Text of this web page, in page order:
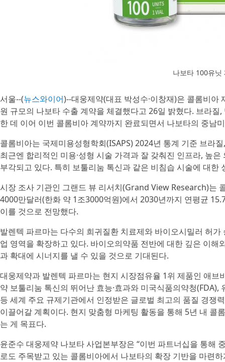
나보타 100유닛
서울--(뉴스와이어)--대웅제약(대표 박성수·이창재)은 콜롬비
원 규모의 나보타 수출 계약을 체결했다고 26일 밝혔다. 브라
한 데 이어 이번 콜롬비아 계약까지 완료되면서 나보타의 중남
콜롬비아는 국제미용성형학회(ISAPS) 2024년 통계 기준 브라
최근엔 합리적인 미용·성형 시술 가격과 잘 갖춰진 인프라, 높
부각되고 있다. 특히 보툴리눔 톡신과 같은 비침습 시술에 대한
시장 조사 기관인 그랜드 뷰 리서치(Grand View Research)는
4000만달러(한화 약 1조3000억원)에서 2030년까지 연평균
이를 것으로 전망했다.
발렌텍 파르마는 다수의 희귀질환 치료제와 바이오시밀러 허
업 영역을 확장하고 있다. 바이오의약품 전반에 대한 깊은 이
과 확대에 시너지를 낼 수 있을 것으로 기대된다.
대웅제약과 발렌텍 파르마는 현지 시장점유율 1위 제품인 애
약 보툴리눔 톡신의 뛰어난 효능·효과와 미국식품의약청
등 세계 주요 규제기관에서 인정받은 글로벌 최고의 품질 경쟁
이끌어갈 계획이다. 현지 맞춤형 마케팅 활동을 통해 5년 내 콜
는 게 목표다.
윤준수 대웅제약 나보타 사업본부장은 “이번 파트너십을 통해
로도 주목받고 있는 콜롬비아에서 나보타의 확장 기반을 마련